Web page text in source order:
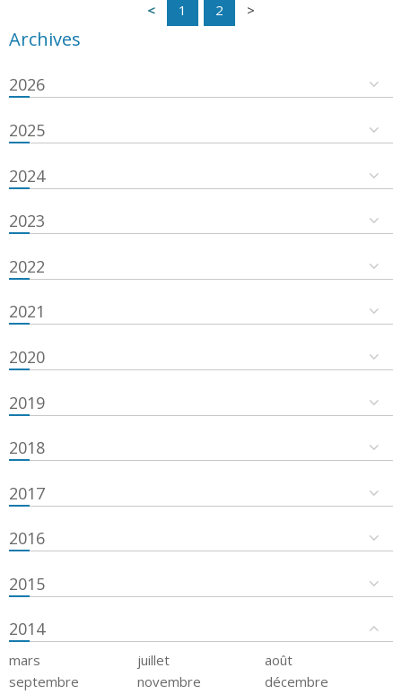
1 2
Archives
2026
2025
2024
2023
2022
2021
2020
2019
2018
2017
2016
2015
2014
mars juillet
août
septembre
novembre décembre